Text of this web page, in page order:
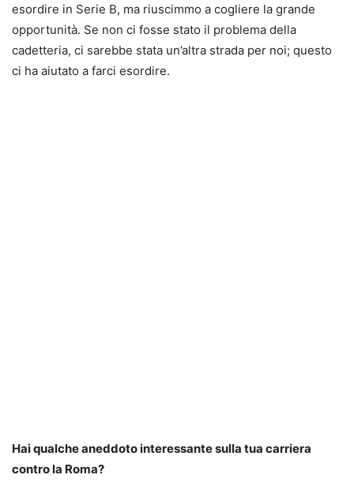
esordire in Serie B, ma riuscimmo a cogliere la grande
opportunità. Se non ci fosse stato il problema della
cadetteria, ci sarebbe stata un’altra strada per noi; questo
ci ha aiutato a farci esordire.
Hai qualche aneddoto interessante sulla tua carriera
contro la Roma?